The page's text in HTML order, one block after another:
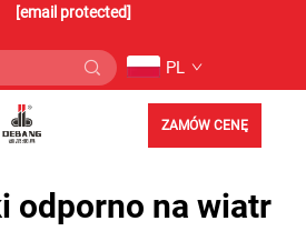
[email protected]
PL
ZAMÓW CENĘ
odporno na wiatr